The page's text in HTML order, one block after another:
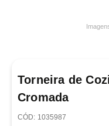
Torneira de
Cromada
: 1035987